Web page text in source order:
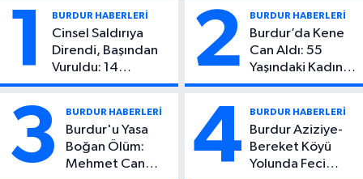
1 BURDUR HABERLERİ
Cinsel Saldırıya
Direndi, Başından
Vuruldu: 14
Yaşındaki Çocuktan
2 BURDUR HABERLERİ
Burdur’da Kene
Can Aldı: 55
Yaşındaki Kadın
Hayatını Kaybetti
3 BURDUR HABERLERİ
Burdur'u Yasa
Boğan Ölüm:
Mehmet Can
4 BURDUR HABERLERİ
Burdur Aziziye-
Bereket Köyü
Yolunda Feci